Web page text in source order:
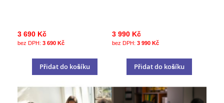
3 690 Kč
3 690 Kč
Přidat do košíku
3 990 Kč
3 990 Kč
Přidat do košíku